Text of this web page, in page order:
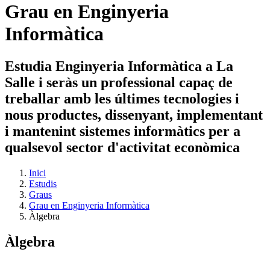
Grau en Enginyeria
Informàtica
Estudia Enginyeria Informàtica a La
Salle i seràs un professional capaç de
treballar amb les últimes tecnologies i
nous productes, dissenyant, implementant
i mantenint sistemes informàtics per a
qualsevol sector d'activitat econòmica
Inici
Estudis
Graus
Grau en Enginyeria Informàtica
Àlgebra
Àlgebra